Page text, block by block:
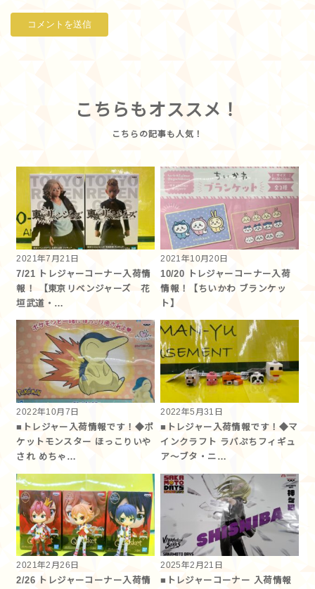
こちらもオススメ！
2021年7月21日
7/21 トレジャーコーナー入荷情
報！ 【東京リベンジャーズ 花
垣武道・…
2021年10月20日
10/20 トレジャーコーナー入荷
情報！【ちいかわ ブランケッ
ト】
2022年10月7日
■トレジャー入荷情報です！◆ポ
ケットモンスター ほっこりいや
され めちゃ…
2022年5月31日
■トレジャー入荷情報です！◆マ
インクラフト ラバぷちフィギュ
ア～ブタ・ニ…
2021年2月26日
2/26 トレジャーコーナー入荷情
2025年2月21日
■トレジャーコーナー 入荷情報